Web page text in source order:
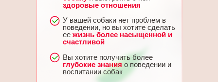
здоровые отношения
У вашей собаки нет проблем в
поведении, но вы хотите сделать
ее жизнь более насыщенной и
счастливой
Вы хотите получить более
глубокие знания о поведении и
воспитании собак